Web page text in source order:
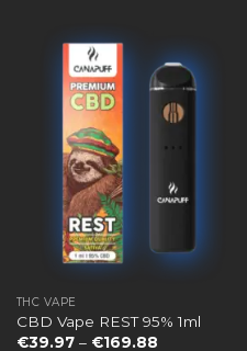
THC VAPE
CBD Vape REST 95% 1ml
€39.97 – €169.88Preisspanne: